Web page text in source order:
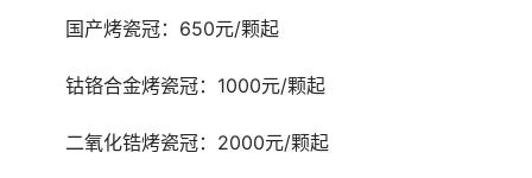
	国产烤瓷冠：650元/颗起
	钴铬合金烤瓷冠：1000元/颗起
	二氧化锆烤瓷冠：2000元/颗起